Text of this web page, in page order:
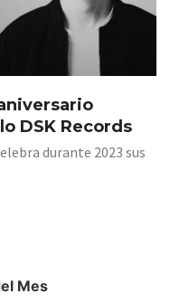
DSK Records
durante 2023 sus
Mes